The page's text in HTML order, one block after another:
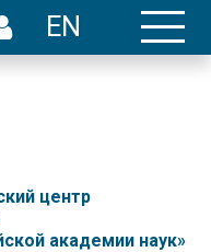
EN
центр
академии наук»